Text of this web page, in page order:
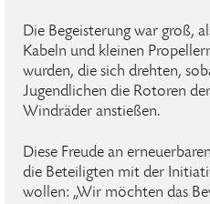
Die Begeisterung war groß,
Kabeln und kleinen
wurden, die sich drehten,
Jugendlichen die Rotoren der
Windräder anstießen.
Diese Freude an
die Beteiligten mit der
wollen: „Wir möchten das